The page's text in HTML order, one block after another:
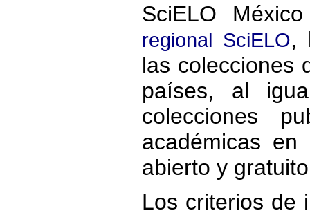
SciELO
regional SciELO,
las colecciones
países, al
colecciones
académicas
abierto y
Los criterios de